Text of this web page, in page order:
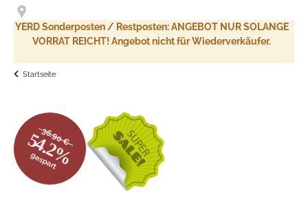
YERD Sonderposten / Restposten: ANGEBOT NUR SOLANGE
VORRAT REICHT! Angebot nicht für Wiederverkäufer.
Startseite
36.90 €
54.2%
gespart